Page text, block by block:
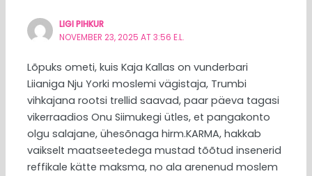
LIGI PIHKUR
NOVEMBER 23, 2025 AT 3:56 E.L.
Lõpuks ometi, kuis Kaja Kallas on vunderbari
Liianiga Nju Yorki moslemi vägistaja, Trumbi
vihkajana rootsi trellid saavad, paar päeva tagasi
vikerraadios Onu Siimukegi ütles, et pangakonto
olgu salajane, ühesõnaga hirm.KARMA, hakkab
vaikselt maatseetedega mustad tõõtud insenerid
reffikale kätte maksma, no ala arenenud moslem